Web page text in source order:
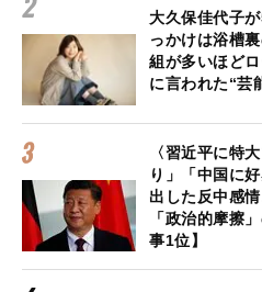
大久保佳代子
っかけは浴槽
組が多いほど
に言われた“芸
〈習近平に特
り」「中国に
出した反中感
「政治的摩擦
事1位】